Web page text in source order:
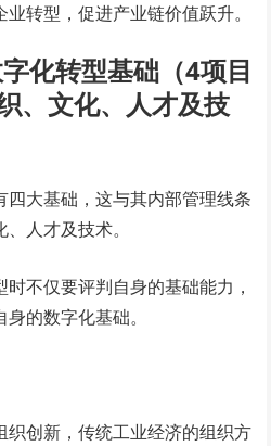
转型，促进产业链价值跃升。
化转型基础（4项目
、文化、人才及技
四大基础，这与其内部管理线条
人才及技术。
不仅要评判自身的基础能力，
的数字化基础。
织创新，传统工业经济的组织方